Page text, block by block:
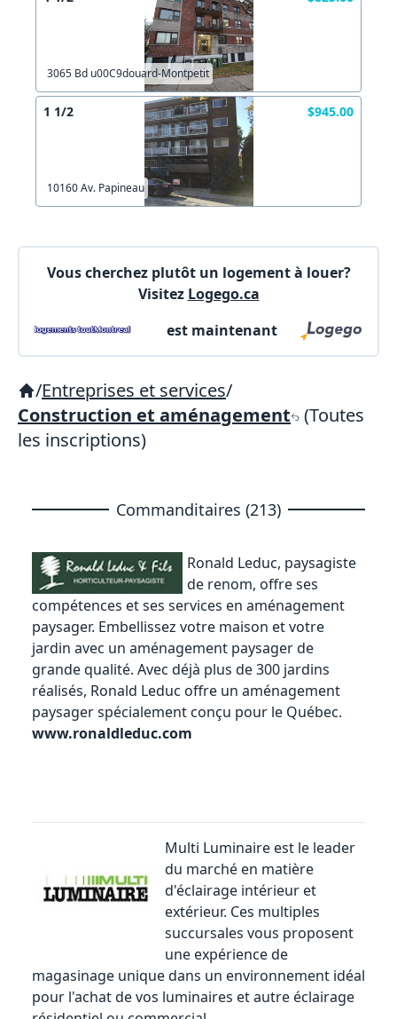
3065 Bd u00C9douard-Montpetit
1 1/2 $945.00
10160 Av. Papineau
Vous cherchez plutôt un logement à louer?
Visitez Logego.ca
est maintenant
/Entreprises et services/
Construction et aménagement (Toutes
les inscriptions)
Commanditaires (213)
Ronald Leduc, paysagiste
de renom, offre ses
compétences et ses services en aménagement
paysager. Embellissez votre maison et votre
jardin avec un aménagement paysager de
grande qualité. Avec déjà plus de 300 jardins
réalisés, Ronald Leduc offre un aménagement
paysager spécialement conçu pour le Québec.
www.ronaldleduc.com
Multi Luminaire est le leader
du marché en matière
d'éclairage intérieur et
extérieur. Ces multiples
succursales vous proposent
une expérience de
magasinage unique dans un environnement idéal
pour l'achat de vos luminaires et autre éclairage
Commentaires:
X Fermer Envoyez
Commentaires:
Lien vers inscription (sera inclus dans courriel)
Copier lien
Connectez-vous
Créer un compte